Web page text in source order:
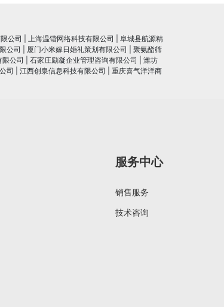
公司 上海温锴网络科技有限公司
阜城县航源精
公司 厦门小米嫁日婚礼策划有限公司
聚氨酯筛
公司 石家庄励凝企业管理咨询有限公司
潍坊
司 江西创泉信息科技有限公司
重庆喜气洋洋商
服务中心
销售服务
技术咨询